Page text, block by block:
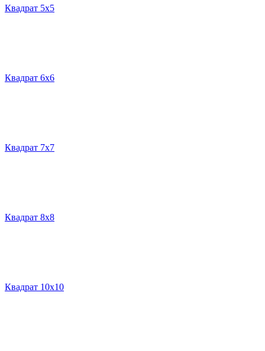
Квадрат 5х5
Квадрат 6х6
Квадрат 7х7
Квадрат 8х8
Квадрат 10х10